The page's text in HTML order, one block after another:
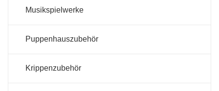
Musikspielwerke
Puppenhauszubehör
Krippenzubehör